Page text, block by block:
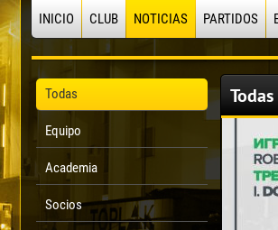
INICIO CLUB NOTICIAS PARTIDOS
Todas
Equipo
Academia
Socios
Todas